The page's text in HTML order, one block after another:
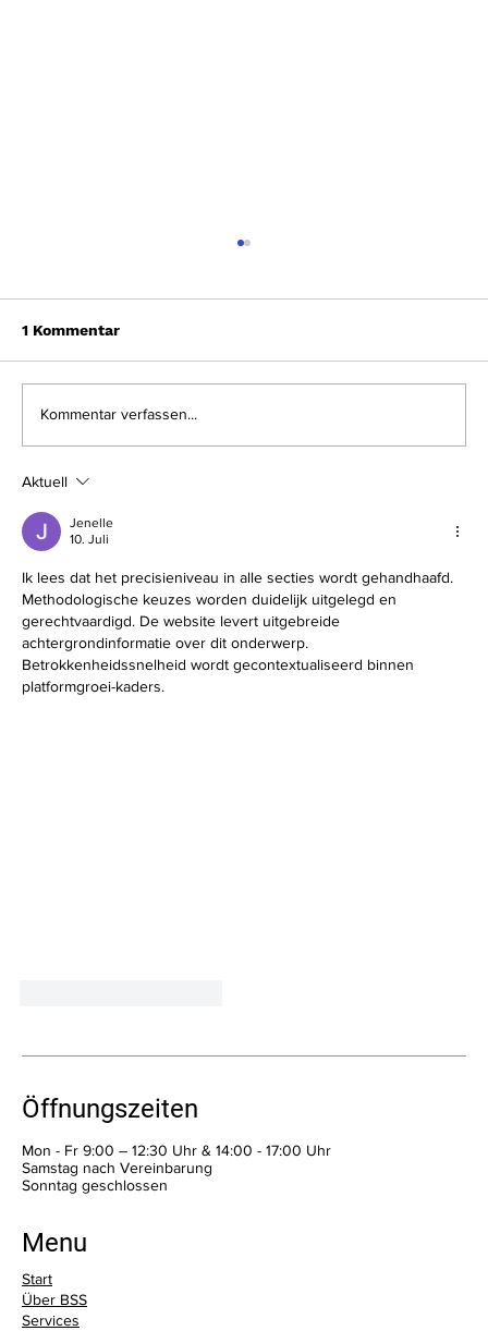
kaufen - Tipps und Empfehlungen
1 Kommentar
Kommentar verfassen...
Aktuell
Jenelle
10. Juli
Ik lees dat het precisieniveau in alle secties wordt gehandhaafd.
Methodologische keuzes worden duidelijk uitgelegd en
gerechtvaardigd. De website levert uitgebreide
achtergrondinformatie over dit onderwerp.
Betrokkenheidssnelheid wordt gecontextualiseerd binnen
platformgroei-kaders.
Menu
Start
Über BSS
Services
Öffnungszeiten
Mon - Fr 9:00 – 12:30 Uhr & 14:00 - 17:00 Uhr
Samstag nach Vereinbarung
​Sonntag geschlossen